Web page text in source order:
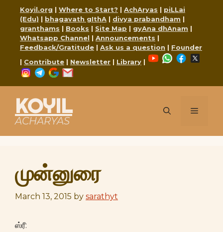
content
Koyil.org | Where to Start? | AchAryas | piLLai
(Edu) | bhagavath gIthA | divya prabandham |
granthams | Books | Site Map | gyAna dhAnam |
Whatsapp Channel | Announcements |
Feedback/Gratitude | Ask us a question | Founder
| Contribute | Newsletter | Library |
YouTubeWhatsApp
Facebook
Instagram
Telegram
Google
KOYIL
ACHARYAS
Menu
முன்னுரை
March 13, 2015 by sarathyt
ஸ்ரீ: